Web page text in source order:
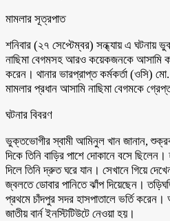
মামলার সূত্রপাত
শনিবার (২৭ সেপ্টেম্বর) সন্ধ্যায় এ ঘটনায়
নাছিমা বেগমসহ আরও কয়েকজনকে আসামি
করেন। থানার ভারপ্রাপ্ত কর্মকর্তা (ওসি)
মামলার প্রধান আসামি নাছিমা বেগমকে
ঘটনার বিবরণ
ভুক্তভোগীর স্বামী আমিনুল খান জানান,
দিকে তিনি বাড়ির পাশে দোকানে বসে
দিলে তিনি দ্রুত ঘরে যান। সেখানে গিয়ে
জ্বলতে ডোবার পানিতে ঝাঁপ দিয়েছেন।
প্রথমে চাঁদপুর সদর হাসপাতালে ভর্তি
জাতীয় বার্ন ইনস্টিটিউটে নেওয়া হয়।